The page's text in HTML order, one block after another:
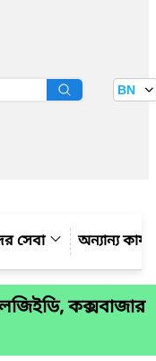
BN
সেবা অন্যান্য
কক্সবাজার